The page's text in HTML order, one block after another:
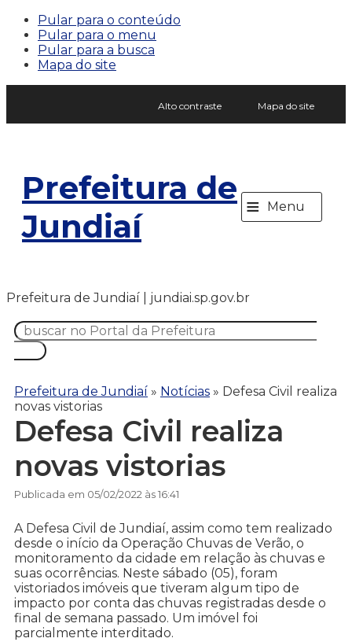
Pular para o conteúdo
Pular para o menu
Pular para a busca
Mapa do site
Alto contraste Mapa do site
Prefeitura de
Jundiaí
≡ Menu
Prefeitura de Jundiaí | jundiai.sp.gov.br
Prefeitura de Jundiaí » Notícias » Defesa Civil realiza
novas vistorias
Defesa Civil realiza
novas vistorias
Publicada em 05/02/2022 às 16:41
A Defesa Civil de Jundiaí, assim como tem realizado
desde o início da Operação Chuvas de Verão, o
monitoramento da cidade em relação às chuvas e
suas ocorrências. Neste sábado (05), foram
vistoriados imóveis que tiveram algum tipo de
impacto por conta das chuvas registradas desde o
final de semana passado. Um imóvel foi
parcialmente interditado.